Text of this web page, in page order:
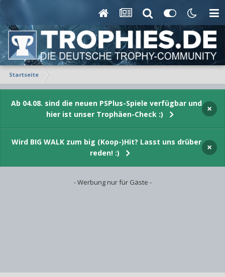
Startseite
Ab 04.08. sind die neuen PSPlus-Spiele verfügbar und
hier ist unser Trophäen-Check :)
×
Wird BIG WALK zum big (Koop-)Hit? Lasst uns drüber
reden! :)
×
- Werbung nur für Gäste -